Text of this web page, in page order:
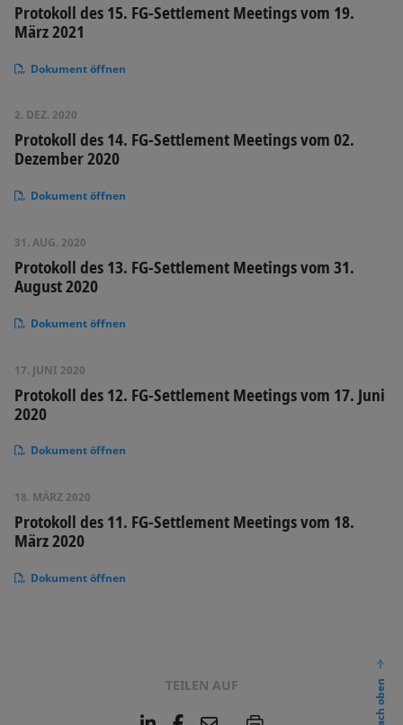
Protokoll des 15. FG-Settlement Meetings vom 19.
März 2021
Dokument öffnen
2. DEZ. 2020
Protokoll des 14. FG-Settlement Meetings vom 02.
Dezember 2020
Dokument öffnen
31. AUG. 2020
Protokoll des 13. FG-Settlement Meetings vom 31.
August 2020
Dokument öffnen
17. JUNI 2020
Protokoll des 12. FG-Settlement Meetings vom 17. Juni
2020
Dokument öffnen
18. MÄRZ 2020
Protokoll des 11. FG-Settlement Meetings vom 18.
März 2020
Dokument öffnen
TEILEN AUF nach oben